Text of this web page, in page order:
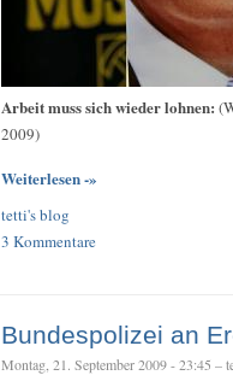
Arbeit muss sich wieder lohnen:
2009)
Weiterlesen -»
tetti's blog
3 Kommentare
Bundespolizei an
Montag, 21. September 2009 - 23:45 –